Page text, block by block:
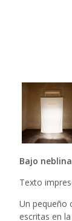
Bajo
Texto
Un pequeño
escritas en